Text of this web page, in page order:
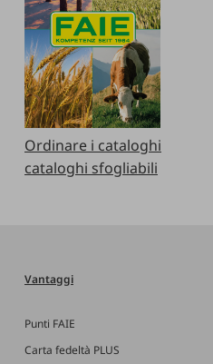
Ordinare i cataloghi
cataloghi sfogliabili
Vantaggi
Punti FAIE
Carta fedeltà PLUS